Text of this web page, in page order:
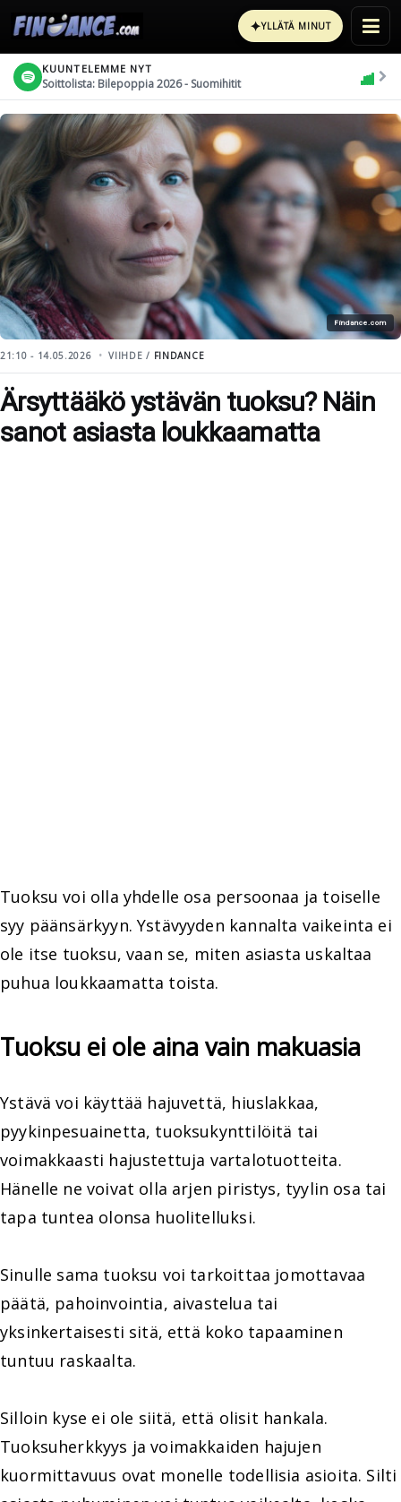
✦YLLÄTÄ MINUT
KUUNTELEMME NYT
Soittolista: Bilepoppia 2026 - Suomihitit
Findance.com
21:10 - 14.05.2026 VIIHDE / FINDANCE
Ärsyttääkö ystävän tuoksu? Näin
sanot asiasta loukkaamatta
Tuoksu voi olla yhdelle osa persoonaa ja toiselle
syy päänsärkyyn. Ystävyyden kannalta vaikeinta ei
ole itse tuoksu, vaan se, miten asiasta uskaltaa
puhua loukkaamatta toista.
Tuoksu ei ole aina vain makuasia
Ystävä voi käyttää hajuvettä, hiuslakkaa,
pyykinpesuainetta, tuoksukynttilöitä tai
voimakkaasti hajustettuja vartalotuotteita.
Hänelle ne voivat olla arjen piristys, tyylin osa tai
tapa tuntea olonsa huolitelluksi.
Sinulle sama tuoksu voi tarkoittaa jomottavaa
päätä, pahoinvointia, aivastelua tai
yksinkertaisesti sitä, että koko tapaaminen
tuntuu raskaalta.
Silloin kyse ei ole siitä, että olisit hankala.
Tuoksuherkkyys ja voimakkaiden hajujen
kuormittavuus ovat monelle todellisia asioita. Silti